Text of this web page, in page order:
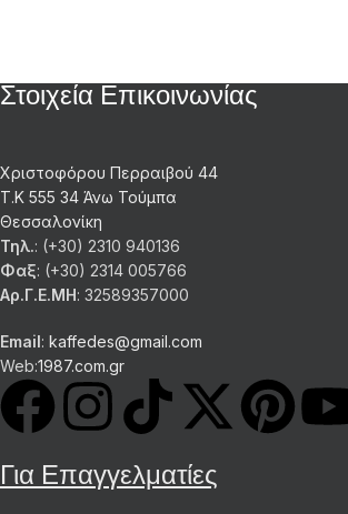
Στοιχεία Επικοινωνίας
Χριστοφόρου Περραιβού 44
Τ.Κ 555 34 Άνω Τούμπα
Θεσσαλονίκη
Τηλ.: (+30) 2310 940136
Φαξ: (+30) 2314 005766
Αρ.Γ.Ε.ΜΗ: 32589357000
Email: kaffedes@gmail.com
Web:1987.com.gr
Για Επαγγελματίες